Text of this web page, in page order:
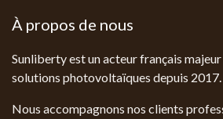
À propos de nous
Sunliberty est un acteur français
solutions photovoltaïques depuis 2017.
Nous accompagnons nos clients